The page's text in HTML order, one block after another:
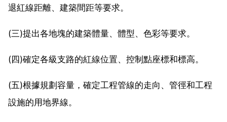
退紅線距離、建築間距等要求。
(三)提出各地塊的建築體量、體型、色彩等要求。
(四)確定各級支路的紅線位置、控制點座標和標高。
(五)根據規劃容量，確定工程管線的走向、管徑和工程
設施的用地界線。